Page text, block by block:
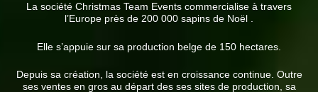
La société Christmas Team Events commercialise à travers
l’Europe près de 200 000 sapins de Noël .
Elle s’appuie sur sa production belge de 150 hectares.
Depuis sa création, la société est en croissance continue. Outre
ses ventes en gros au départ des ses sites de production, sa